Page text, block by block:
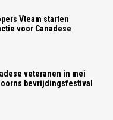
Vteam starten
voor Canadese
veteranen in mei
bevrijdingsfestival